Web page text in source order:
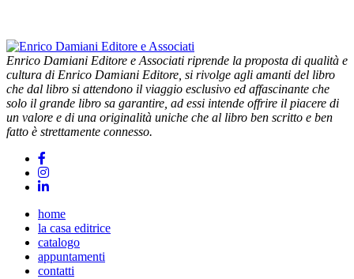
Enrico Damiani Editore e Associati riprende la proposta di qualità e
cultura di Enrico Damiani Editore, si rivolge agli amanti del libro
che dal libro si attendono il viaggio esclusivo ed affascinante che
solo il grande libro sa garantire, ad essi intende offrire il piacere di
un valore e di una originalità uniche che al libro ben scritto e ben
fatto è strettamente connesso.
home
la casa editrice
catalogo
appuntamenti
contatti